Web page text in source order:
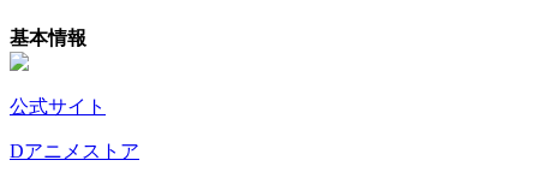
基本情報
公式サイト
Dアニメストア